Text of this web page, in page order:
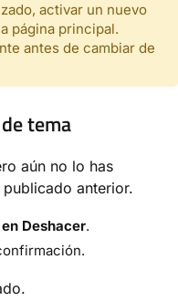
activar un nuevo
página principal.
antes de cambiar de
tema
aún no lo has
anterior.
en Deshacer.